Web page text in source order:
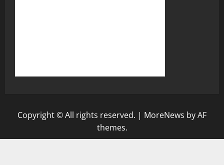
Copyright © All rights reserved. | MoreNews by AF
themes.